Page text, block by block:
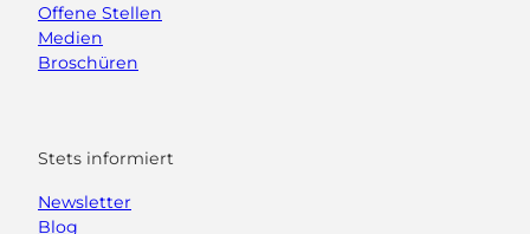
Offene Stellen
Medien
Broschüren
Stets informiert
Newsletter
Blog